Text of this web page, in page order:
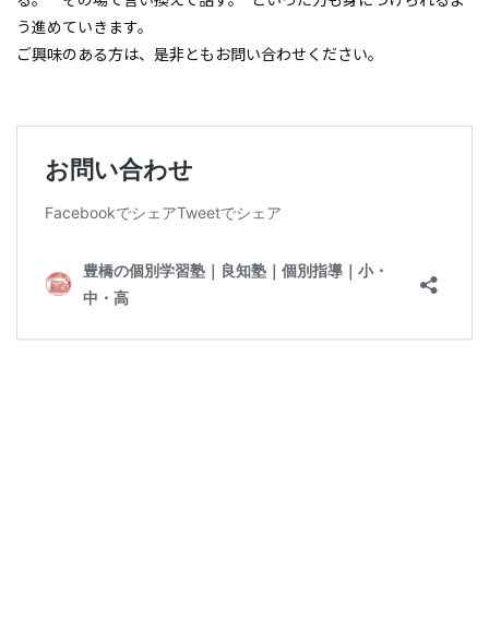
う進めていきます。
ご興味のある方は、是非ともお問い合わせください。